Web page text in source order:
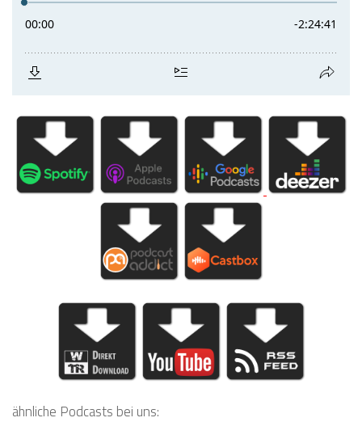
ähnliche Podcasts bei uns: